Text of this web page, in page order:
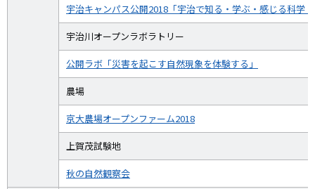
宇治キャンパス公開2018「宇治で知る・学ぶ・感じる科
宇治川オープンラボラトリー
公開ラボ「災害を起こす自然現象を体験する」
農場
京大農場オープンファーム2018
上賀茂試験地
秋の自然観察会